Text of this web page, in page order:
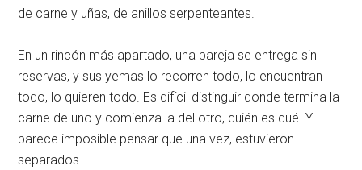
de carne y uñas, de anillos serpenteantes.
En un rincón más apartado, una pareja se entrega sin
reservas, y sus yemas lo recorren todo, lo encuentran
todo, lo quieren todo. Es difícil distinguir donde termina la
carne de uno y comienza la del otro, quién es qué. Y
parece imposible pensar que una vez, estuvieron
separados.